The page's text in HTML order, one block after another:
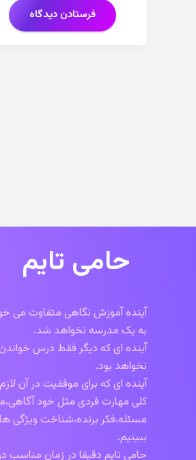
فرستادن دیدگاه
حامی تایم
آینده آموزش نگاهی متفاوت می
به یک مدرسه نخواهد شد.
آینده ای که دیگر فقط درس
نخواهد بود.
آینده ای که برای موفقیت در آن
کلی مهارت فردی مثل خود
مسئله،فکر برنده،شناخت ویژگی
ببینیم.
حامی تایم دقیقا در زمان مناسب